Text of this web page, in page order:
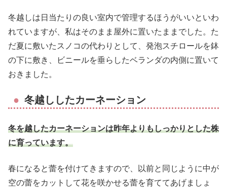
冬越しは日当たりの良い室内で管理するほうがいいといわ
れていますが、私はそのまま屋外に置いたままでした。た
だ夏に敷いたスノコの代わりとして、発泡スチロールを鉢
の下に敷き、ビニールを垂らしたベランダの内側に置いて
おきました。
冬越ししたカーネーション
冬を越したカーネーションは昨年よりもしっかりとした株
に育っています。
春になると蕾を付けてきますので、以前と同じように中が
空の蕾をカットして花を咲かせる蕾を育ててあげましょ